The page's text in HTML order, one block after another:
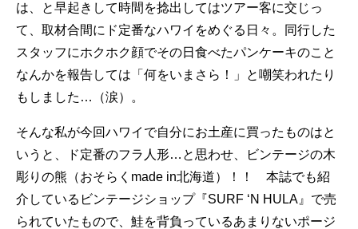
は、と早起きして時間を捻出してはツアー客に交じっ
て、取材合間にド定番なハワイをめぐる日々。同行した
スタッフにホクホク顔でその日食べたパンケーキのこと
なんかを報告しては「何をいまさら！」と嘲笑われたり
もしました…（涙）。
そんな私が今回ハワイで自分にお土産に買ったものはと
いうと、ド定番のフラ人形…と思わせ、ビンテージの木
彫りの熊（おそらくmade in北海道）！！ 本誌でも紹
介しているビンテージショップ『SURF ‘N HULA』で売
られていたもので、鮭を背負っているあまりないポージ